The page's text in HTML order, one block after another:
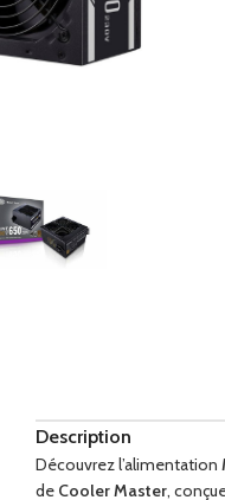
Description
Découvrez l’alimentation
de Cooler Master,